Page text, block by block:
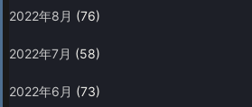
2022年8月 (76)
2022年7月 (58)
2022年6月 (73)